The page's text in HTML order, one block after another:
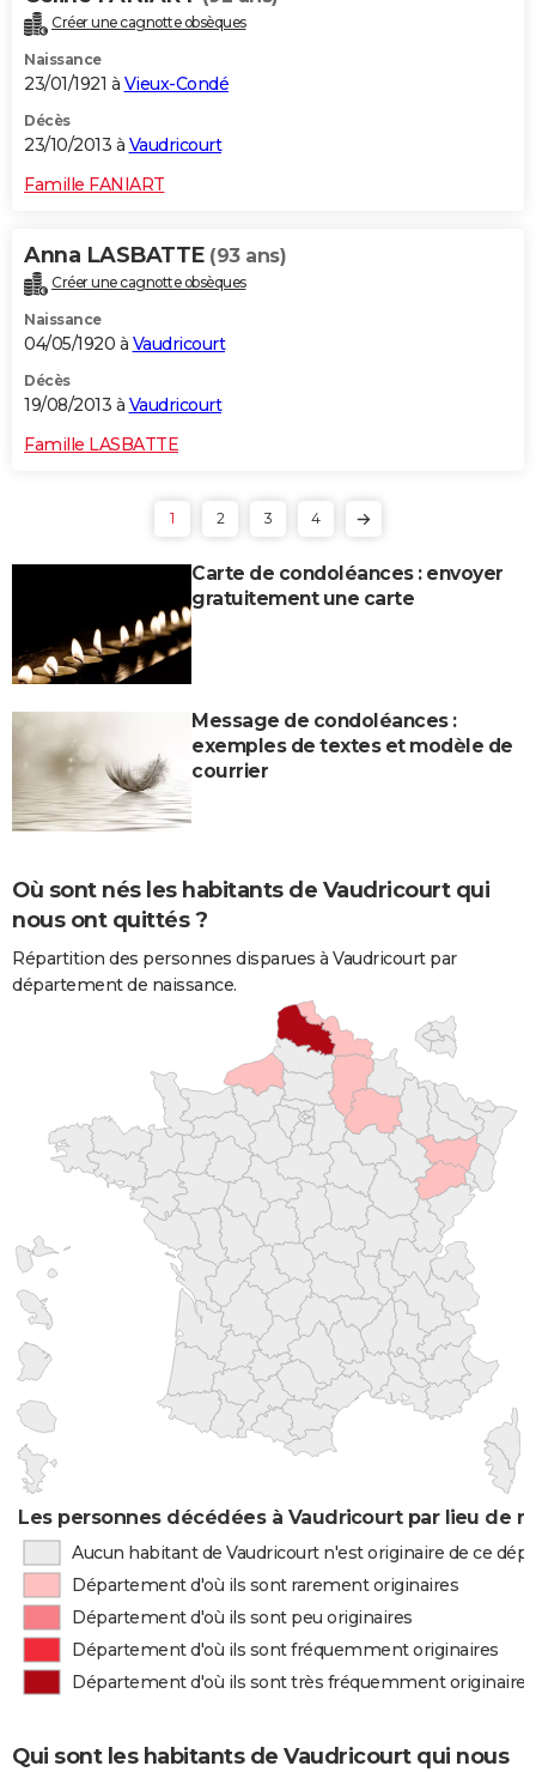
Créer une cagnotte obsèques
Naissance
23/01/1921 à Vieux-Condé
Décès
23/10/2013 à Vaudricourt
Famille FANIART
Anna LASBATTE (93 ans)
Créer une cagnotte obsèques
Naissance
04/05/1920 à Vaudricourt
Décès
19/08/2013 à Vaudricourt
Famille LASBATTE
1 2 3 4
Carte de condoléances : envoyer
gratuitement une carte
Message de condoléances :
exemples de textes et modèle de
courrier
Où sont nés les habitants de Vaudricourt qui
nous ont quittés ?
Répartition des personnes disparues à Vaudricourt par
département de naissance.
Les personnes décédées à Vaudricourt par lieu de
Aucun habitant de Vaudricourt n'est originaire de ce
Département d'où ils sont rarement originaires
Département d'où ils sont peu originaires
Département d'où ils sont fréquemment originaires
Département d'où ils sont très fréquemment originaires
Qui sont les habitants de Vaudricourt qui nous